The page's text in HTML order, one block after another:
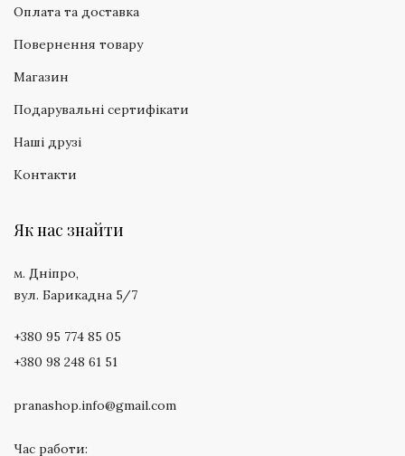
Оплата та доставка
Повернення товару
Магазин
Подарувальні сертифікати
Наші друзі
Контакти
Як нас знайти
м. Дніпро,
вул. Барикадна 5/7
+380 95 774 85 05
+380 98 248 61 51
pranashop.info@gmail.com
Час работи: